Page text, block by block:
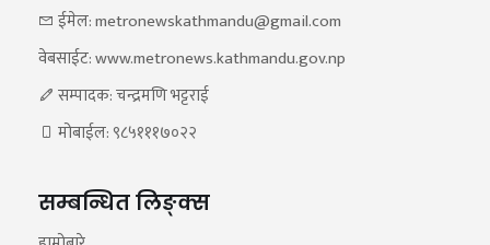
ईमेल: metronewskathmandu@gmail.com
वेबसाईट: www.metronews.kathmandu.gov.np
सम्पादक: चन्द्रमणि भट्टराई
मोबाईल: ९८५१११७०२२
सम्बन्धित लिङ्क्स